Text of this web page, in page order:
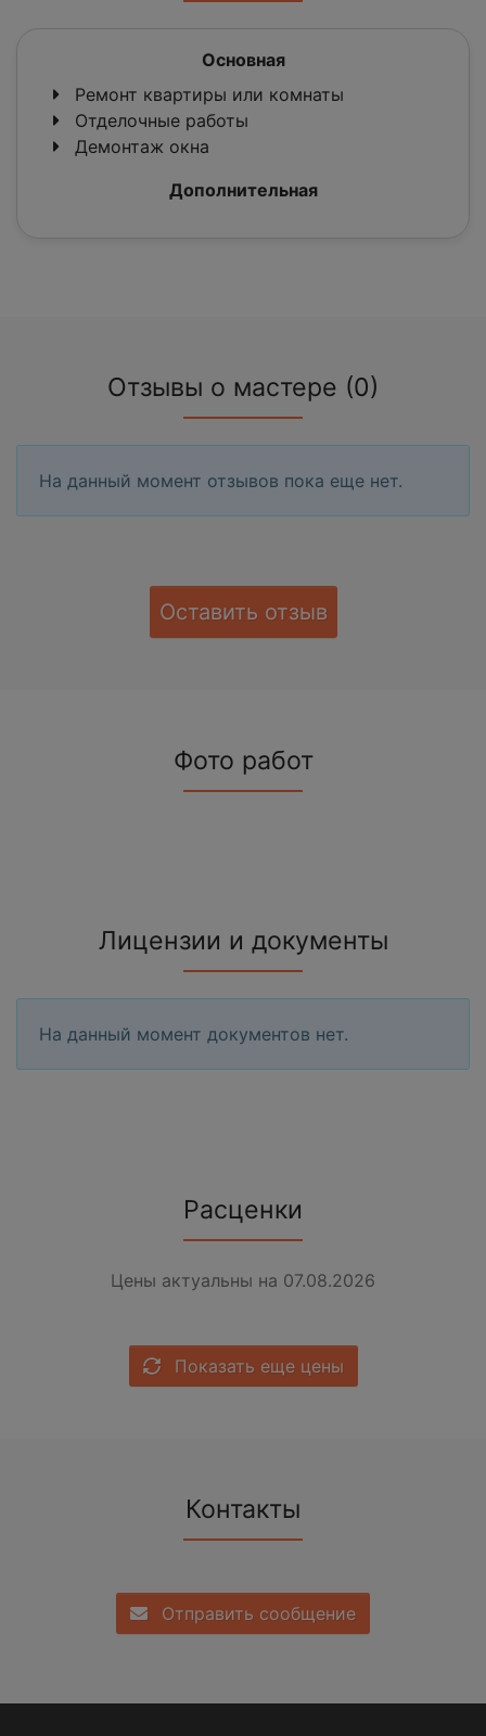
Основная
Ремонт квартиры или комнаты
Отделочные работы
Демонтаж окна
Дополнительная
Отзывы о мастере (0)
На данный момент отзывов пока еще нет.
Оставить отзыв
Фото работ
Лицензии и документы
На данный момент документов нет.
Расценки
Цены актуальны на 07.08.2026
Показать еще цены
Контакты
Отправить сообщение